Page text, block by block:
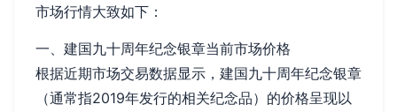
市场行情大致如下：
一、建国九十周年纪念银章当前市场价格
根据近期市场交易数据显示，建国九十周年纪念银章
（通常指2019年发行的相关纪念品）的价格呈现以